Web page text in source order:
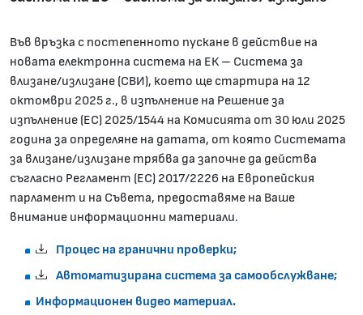
Във връзка с постепенното пускане в действие на
новата електронна система на ЕК – Система за
влизане/излизане (СВИ), което ще стартира на 12
октомври 2025 г., в изпълнение на Решение за
изпълнение (EC) 2025/1544 на Комисията от 30 юли 2025
година за определяне на датата, от която Системата
за влизане/излизане трябва да започне да действа
съгласно Регламент (ЕС) 2017/2226 на Европейския
парламент и на Съвета, предоставяме на Ваше
внимание информационни материали.
Процес на гранични проверки;
Автоматизирана система за самообслужване;
Информационен видео материал.